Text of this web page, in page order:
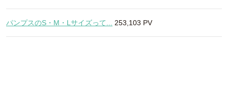
パンプスのS・M・Lサイズって... 253,103 PV